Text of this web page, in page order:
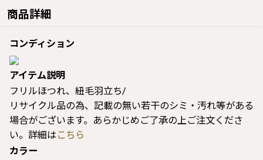
商品詳細
コンディション
アイテム説明
フリルほつれ、紐毛羽立ち/
リサイクル品の為、記載の無い若干のシミ・汚れ等がある
場合がございます。あらかじめご了承の上ご注文くださ
い。詳細は こちら
カラー